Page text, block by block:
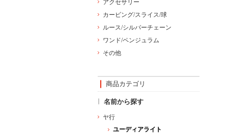
アクセサリー
カービング/スライス/球
ルース/シルバーチェーン
ワンド/ペンジュラム
その他
商品カテゴリ
名前から探す
ヤ行
ユーディアライト